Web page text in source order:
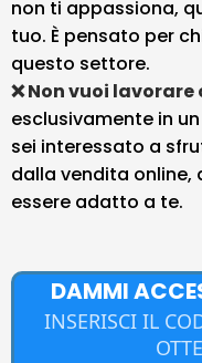
non ti appassiona,
tuo. È pensato per
questo settore.
❌ Non vuoi lavorare
esclusivamente in
sei interessato a
dalla vendita
essere adatto a te.
DAMMI
INSERISCI IL